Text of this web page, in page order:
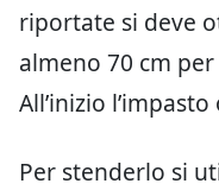
riportate si deve
almeno 70 cm
All’inizio
Per stenderlo si